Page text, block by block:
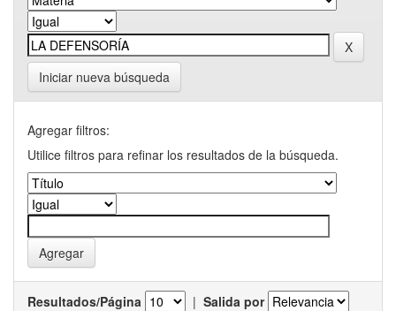
Iniciar nueva búsqueda
Agregar filtros:
Utilice filtros para refinar los resultados de la búsqueda.
Resultados/Página | Salida por